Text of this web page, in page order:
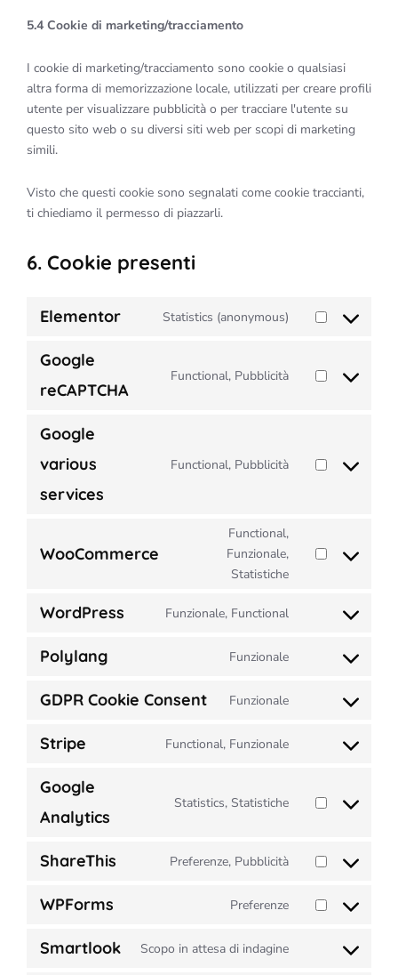
5.4 Cookie di marketing/tracciamento
I cookie di marketing/tracciamento sono cookie o qualsiasi
altra forma di memorizzazione locale, utilizzati per creare profili
utente per visualizzare pubblicità o per tracciare l'utente su
questo sito web o su diversi siti web per scopi di marketing
simili.
Visto che questi cookie sono segnalati come cookie traccianti,
ti chiediamo il permesso di piazzarli.
6. Cookie presenti
Elementor Statistics (anonymous)
Consent
elementor
Google
reCAPTCHA
Functional, Pubblicità
Consent
recaptcha
Google
various
services
Functional, Pubblicità
Consent
various-
WooCommerce
Functional,
Funzionale,
Statistiche
Consent
woocommerce
WordPress Funzionale, Functional
Consent
Polylang Funzionale
Consent
GDPR Cookie Consent Funzionale
Consent
consent
Stripe Functional, Funzionale
Consent
stripe
Google
Analytics
Statistics, Statistiche
Consent
google-
ShareThis Preferenze, Pubblicità
Consent
service
WPForms Preferenze
Consent
Smartlook Scopo in attesa di indagine
Consent